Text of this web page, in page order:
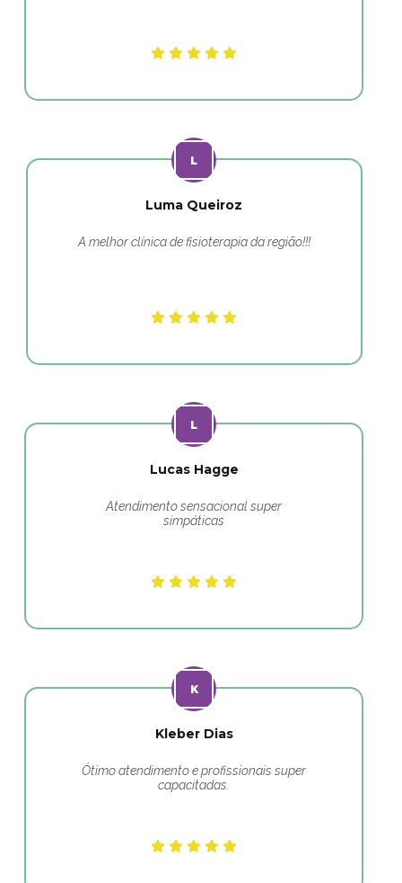
Luma Queiroz
A melhor clínica de fisioterapia da região!!!
Lucas Hagge
Atendimento sensacional super
simpáticas
Kleber Dias
Ótimo atendimento e profissionais super
capacitadas.